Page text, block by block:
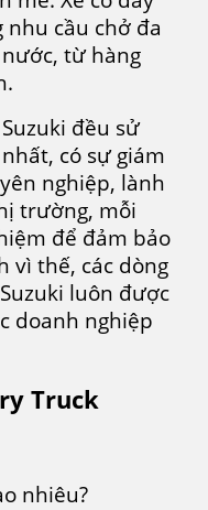
cầu chở đa
từ hàng
đều sử
có sự giám
nghiệp, lành
trường, mỗi
để đảm bảo
vì thế, các dòng
luôn được
doanh nghiệp
Truck
nhiêu?